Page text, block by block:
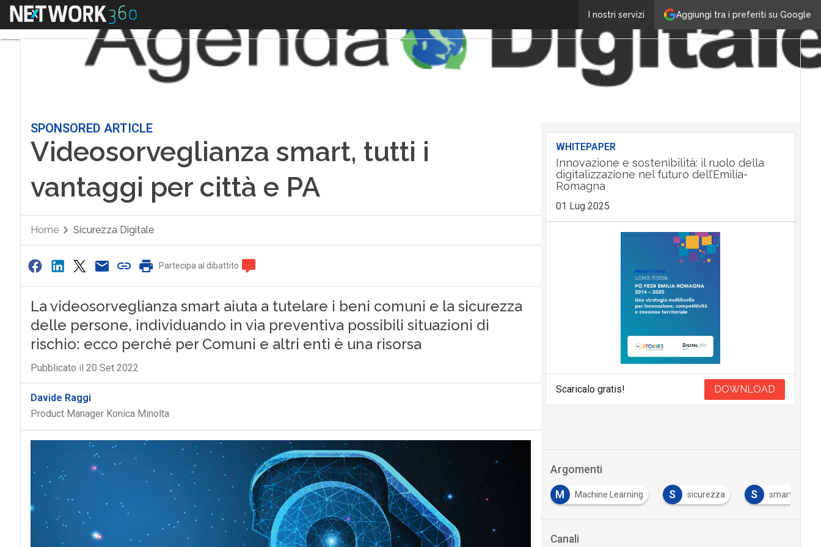
Aggiungi tra i preferiti su Google
I nostri servizi
Menu
SPONSORED ARTICLE
Videosorveglianza smart, tutti i
vantaggi per città e PA
Home Sicurezza Digitale
Partecipa al dibattito
La videosorveglianza smart aiuta a tutelare i beni comuni e la sicurezza
delle persone, individuando in via preventiva possibili situazioni di
rischio: ecco perché per Comuni e altri enti è una risorsa
Pubblicato il 20 Set 2022
Davide Raggi
Product Manager Konica Minolta
WHITEPAPER
Innovazione e sostenibilità: il ruolo della
digitalizzazione nel futuro dell’Emilia-
Romagna
01 Lug 2025
Scaricalo gratis! DOWNLOAD
Argomenti
Intelligenza Artificiale M Machine Learning S sicurezza S smart city
Canali